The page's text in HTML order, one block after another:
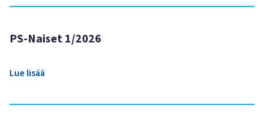
PS-Naiset 1/2026
Lue lisää